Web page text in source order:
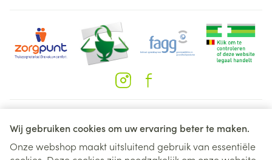
Wij gebruiken cookies om uw ervaring beter te maken.
Onze webshop maakt uitsluitend gebruik van essentiële
Juridische links